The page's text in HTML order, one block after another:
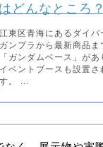
どんなところ？
東区青海にあるダイ
ンプラから最新商品
ガンダムベース」が
ベントブースも設置
。 ...